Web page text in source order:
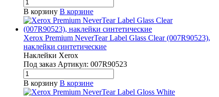
В корзину В корзине
Xerox Premium NeverTear Label Glass Clear (007R90523),
наклейки синтетические
Наклейки Xerox
Под заказ Артикул: 007R90523
В корзину В корзине